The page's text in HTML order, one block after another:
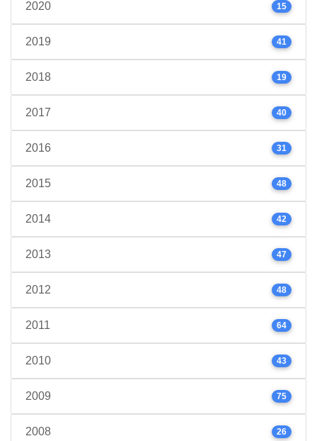
2020 15
2019 41
2018 19
2017 40
2016 31
2015 48
2014 42
2013 47
2012 48
2011 64
2010 43
2009 75
2008 26